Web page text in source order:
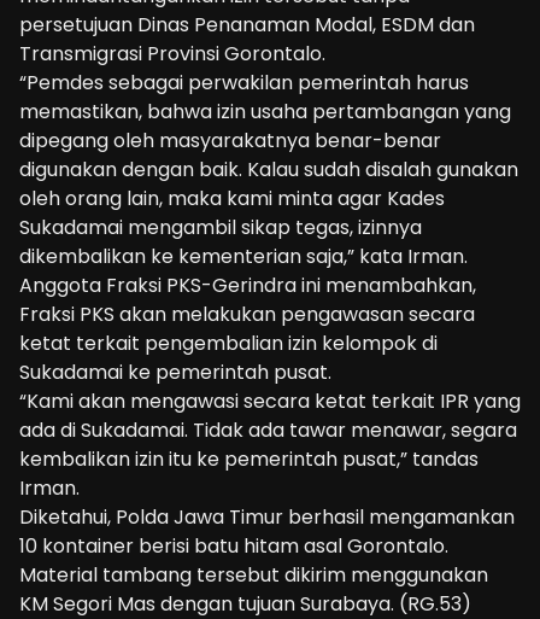
persetujuan Dinas Penanaman Modal, ESDM dan
Transmigrasi Provinsi Gorontalo.
“Pemdes sebagai perwakilan pemerintah harus
memastikan, bahwa izin usaha pertambangan yang
dipegang oleh masyarakatnya benar-benar
digunakan dengan baik. Kalau sudah disalah gunakan
oleh orang lain, maka kami minta agar Kades
Sukadamai mengambil sikap tegas, izinnya
dikembalikan ke kementerian saja,” kata Irman.
Anggota Fraksi PKS-Gerindra ini menambahkan,
Fraksi PKS akan melakukan pengawasan secara
ketat terkait pengembalian izin kelompok di
Sukadamai ke pemerintah pusat.
“Kami akan mengawasi secara ketat terkait IPR yang
ada di Sukadamai. Tidak ada tawar menawar, segara
kembalikan izin itu ke pemerintah pusat,” tandas
Irman.
Diketahui, Polda Jawa Timur berhasil mengamankan
10 kontainer berisi batu hitam asal Gorontalo.
Material tambang tersebut dikirim menggunakan
KM Segori Mas dengan tujuan Surabaya. (RG.53)